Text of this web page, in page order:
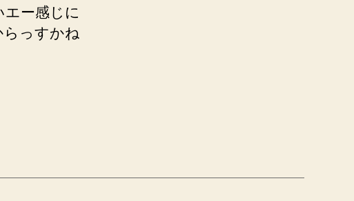
ー感じに
っすかね